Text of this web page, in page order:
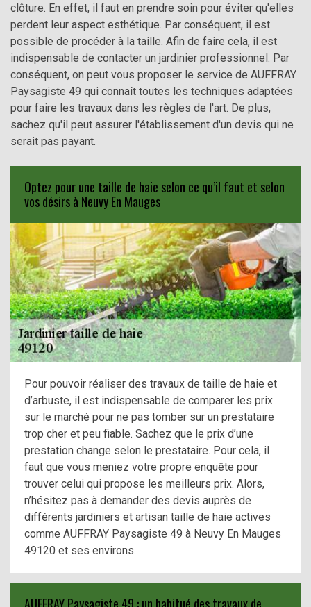
clôture. En effet, il faut en prendre soin pour éviter qu'elles
perdent leur aspect esthétique. Par conséquent, il est
possible de procéder à la taille. Afin de faire cela, il est
indispensable de contacter un jardinier professionnel. Par
conséquent, on peut vous proposer le service de AUFFRAY
Paysagiste 49 qui connaît toutes les techniques adaptées
pour faire les travaux dans les règles de l'art. De plus,
sachez qu'il peut assurer l'établissement d'un devis qui ne
serait pas payant.
Optez pour une taille de haie selon ce qu’il faut et selon
vos désirs à Neuvy En Mauges
Pour pouvoir réaliser des travaux de taille de haie et
d’arbuste, il est indispensable de comparer les prix
sur le marché pour ne pas tomber sur un prestataire
trop cher et peu fiable. Sachez que le prix d’une
prestation change selon le prestataire. Pour cela, il
faut que vous meniez votre propre enquête pour
trouver celui qui propose les meilleurs prix. Alors,
n’hésitez pas à demander des devis auprès de
différents jardiniers et artisan taille de haie actives
comme AUFFRAY Paysagiste 49 à Neuvy En Mauges
49120 et ses environs.